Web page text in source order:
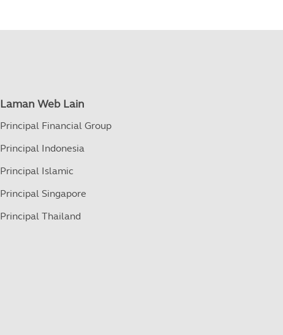
Laman Web Lain
Principal Financial Group
Principal Indonesia
Principal Islamic
Principal Singapore
Principal Thailand